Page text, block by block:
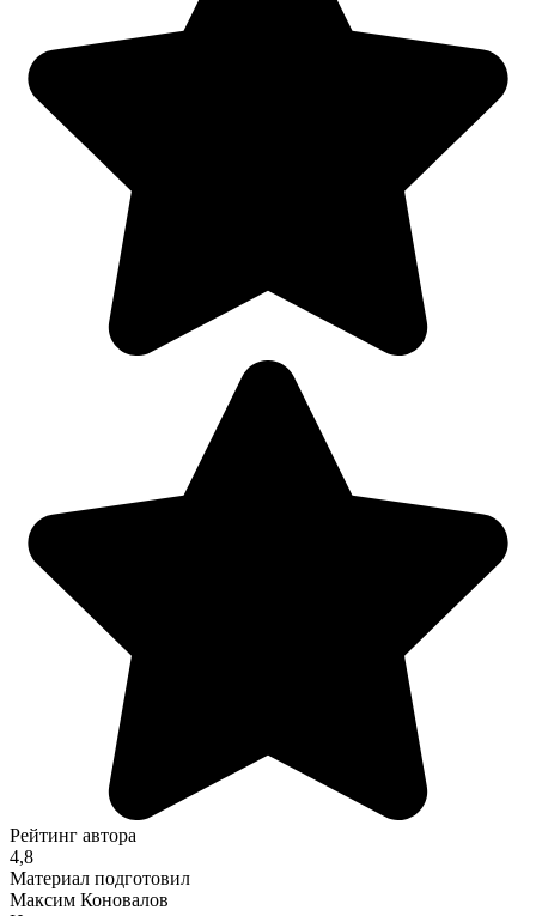
Рейтинг автора
4,8
Материал подготовил
Максим Коновалов